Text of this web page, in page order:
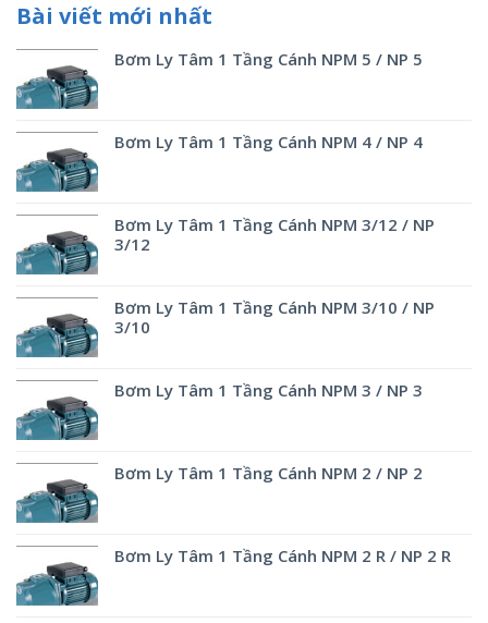
Bài viết mới nhất
Bơm Ly Tâm 1 Tầng Cánh NPM 5 / NP 5
Bơm Ly Tâm 1 Tầng Cánh NPM 4 / NP 4
Bơm Ly Tâm 1 Tầng Cánh NPM 3/12 / NP
3/12
Bơm Ly Tâm 1 Tầng Cánh NPM 3/10 / NP
3/10
Bơm Ly Tâm 1 Tầng Cánh NPM 3 / NP 3
Bơm Ly Tâm 1 Tầng Cánh NPM 2 / NP 2
Bơm Ly Tâm 1 Tầng Cánh NPM 2 R / NP 2 R